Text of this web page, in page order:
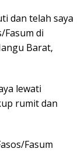
dan telah saya
Fasum di
Barat,
lewati
rumit dan
Fasum